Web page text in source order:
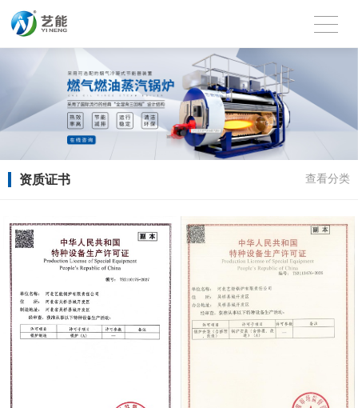
资质证书 查看分类